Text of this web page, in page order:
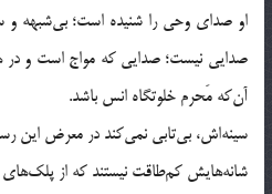
او صدای وحی را شنیده است؛ بی‌شبهه و
صدایی نیست؛ صدایی که مواج است و در
آن‌که مَحرم خلوتگاه انس باشد.
سینه‌اش، بی‌تابی نمی‌کند در معرض این
شانه‌هایش کم‌طاقت نیستند که از پلک‌های